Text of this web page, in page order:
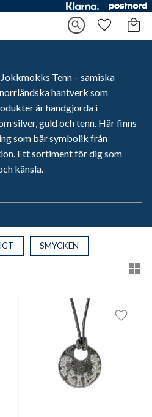
search Favoriter
Tenn – samiska
hantverk som
är handgjorda i
silver, guld och tenn. Här finns
som bär symbolik från
Ett sortiment för dig som
känsla.
SMYCKEN
till i favoriter Lägg